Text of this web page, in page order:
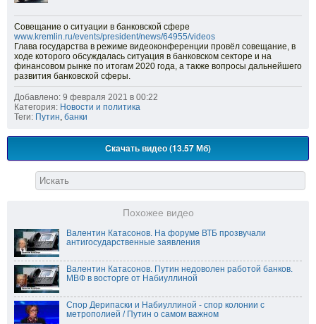
Совещание о ситуации в банковской сфере
www.kremlin.ru/events/president/news/64955/videos
Глава государства в режиме видеоконференции провёл совещание, в
ходе которого обсуждалась ситуация в банковском секторе и на
финансовом рынке по итогам 2020 года, а также вопросы дальнейшего
развития банковской сферы.
Добавлено: 9 февраля 2021 в 00:22
Категория: Новости и политика
Теги: Путин банки
Скачать видео (13.57 Мб)
Похожее видео
Валентин Катасонов. На форуме ВТБ прозвучали
антигосударственные заявления
Валентин Катасонов. Путин недоволен работой банков.
МВФ в восторге от Набиуллиной
Спор Дерипаски и Набиуллиной - спор колонии с
метрополией / Путин о самом важном